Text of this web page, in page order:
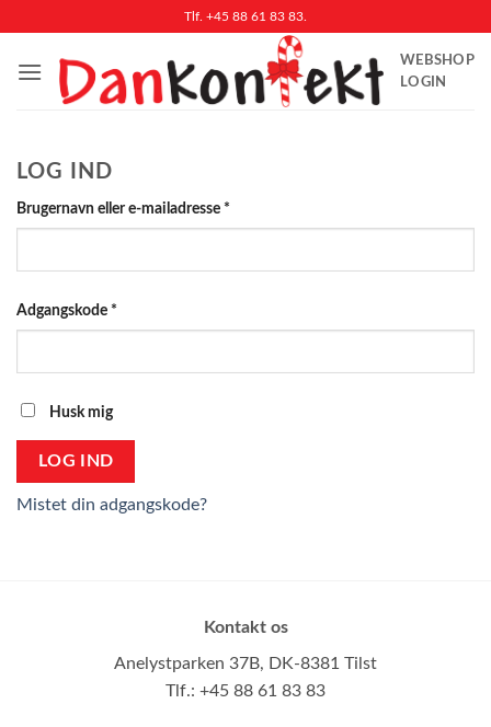
indhold
Tlf. +45 88 61 83 83.
WEBSHOP
LOGIN
LOG IND
Brugernavn eller e-mailadresse *
Adgangskode *
Husk mig
LOG IND
Mistet din adgangskode?
Kontakt os
Anelystparken 37B, DK-8381 Tilst
Tlf.: +45 88 61 83 83